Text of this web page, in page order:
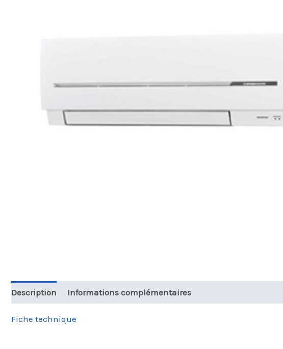
Description Informations complémentaires
Fiche technique